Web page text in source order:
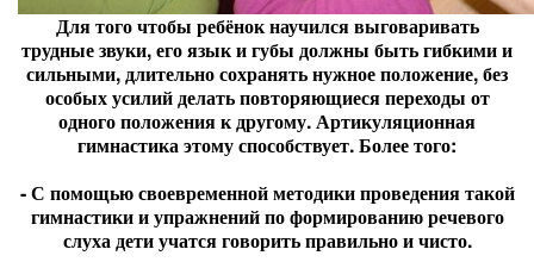
Для того чтобы ребёнок научился выговаривать
трудные звуки, его язык и губы должны быть гибкими и
сильными, длительно сохранять нужное положение, без
особых усилий делать повторяющиеся переходы от
одного положения к другому. Артикуляционная
гимнастика этому способствует. Более того:
- С помощью своевременной методики проведения такой
гимнастики и упражнений по формированию речевого
слуха дети учатся говорить правильно и чисто.